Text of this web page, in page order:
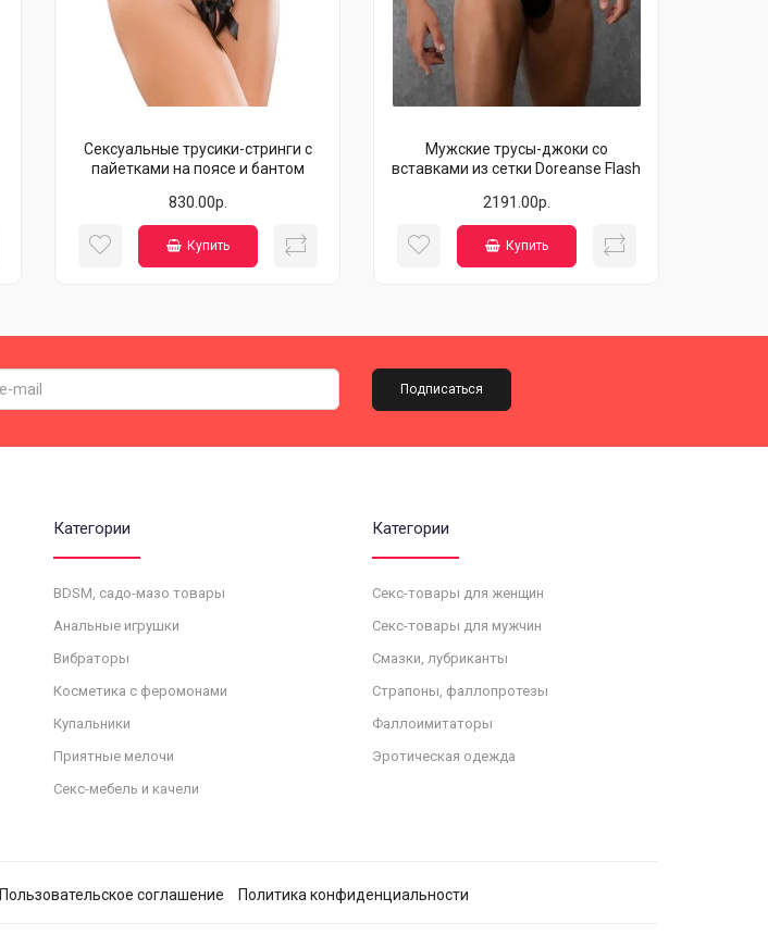
Сексуальные трусики-стринги с
пайетками на поясе и бантом
830.00р.
Купить
Мужские трусы-джоки со
вставками из сетки Doreanse Flash
2191.00р.
Купить
Подписаться
Категории
BDSM, садо-мазо товары
Анальные игрушки
Вибраторы
Косметика с феромонами
Купальники
Приятные мелочи
Секс-мебель и качели
Категории
Секс-товары для женщин
Секс-товары для мужчин
Смазки, лубриканты
Страпоны, фаллопротезы
Фаллоимитаторы
Эротическая одежда
Пользовательское соглашение Политика конфиденциальности